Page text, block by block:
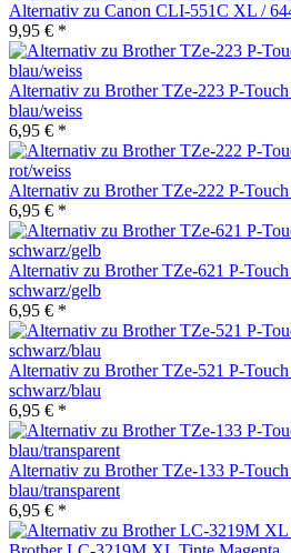
Alternativ zu Canon CLI-551C XL /
9,95 € *
Alternativ zu Brother TZe-223 P-
blau/weiss
6,95 € *
Alternativ zu Brother TZe-222 P-
6,95 € *
Alternativ zu Brother TZe-621 P-
schwarz/gelb
6,95 € *
Alternativ zu Brother TZe-521 P-
schwarz/blau
6,95 € *
Alternativ zu Brother TZe-133 P-
blau/transparent
6,95 € *